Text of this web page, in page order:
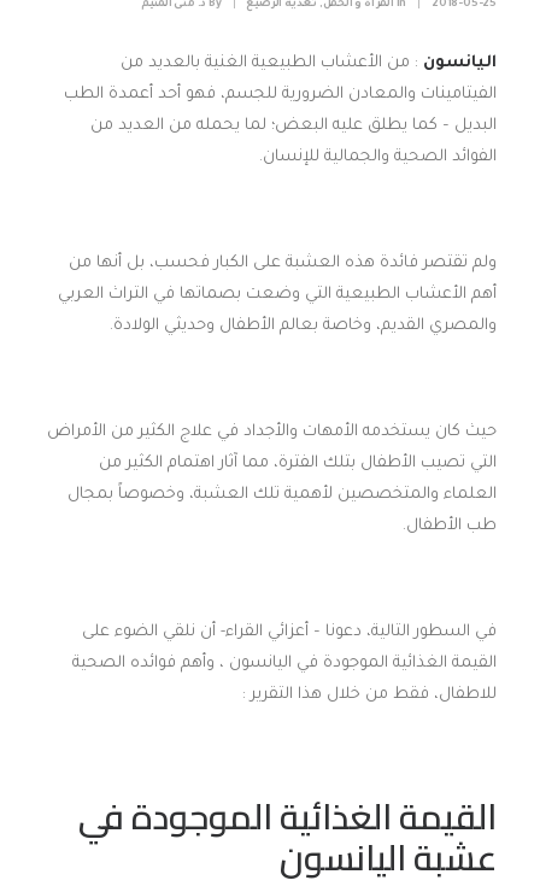
2018-05-25
In المرأة و الحمل , تغذية الرضيع By د. منى المتيم
اليانسون : من الأعشاب الطبيعية الغنية بالعديد من
الفيتامينات والمعادن الضرورية للجسم، فهو أحد أعمدة الطب
البديل – كما يطلق عليه البعض؛ لما يحمله من العديد من
الفوائد الصحية والجمالية للإنسان.
ولم تقتصر فائدة هذه العشبة على الكبار فحسب، بل أنها من
أهم الأعشاب الطبيعية التي وضعت بصماتها في التراث العربي
والمصري القديم، وخاصة بعالم الأطفال وحديثي الولادة.
حيث كان يستخدمه الأمهات والأجداد في علاج الكثير من الأمراض
التي تصيب الأطفال بتلك الفترة، مما آثار اهتمام الكثير من
العلماء والمتخصصين لأهمية تلك العشبة، وخصوصاً بمجال
طب الأطفال.
في السطور التالية، دعونا – أعزائي القراء- أن نلقي الضوء على
القيمة الغذائية الموجودة في اليانسون ، وأهم فوائده الصحية
للاطفال، فقط من خلال هذا التقرير :
القيمة الغذائية الموجودة في
عشبة اليانسون